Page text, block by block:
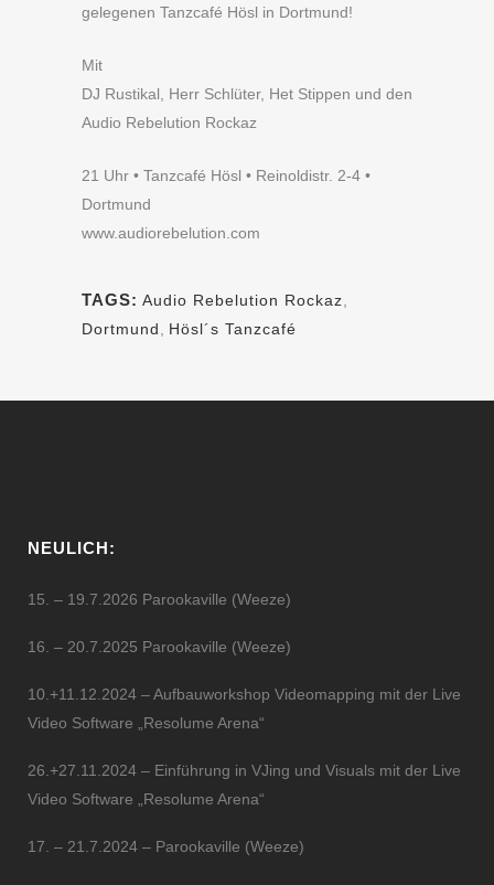
gelegenen Tanzcafé Hösl in Dortmund!
Mit
DJ Rustikal, Herr Schlüter, Het Stippen und den
Audio Rebelution Rockaz
21 Uhr • Tanzcafé Hösl • Reinoldistr. 2-4 •
Dortmund
www.audiorebelution.com
TAGS: Audio Rebelution Rockaz
Dortmund
Hösl´s Tanzcafé
NEULICH:
15. – 19.7.2026 Parookaville (Weeze)
16. – 20.7.2025 Parookaville (Weeze)
10.+11.12.2024 – Aufbauworkshop Videomapping mit der Live
Video Software „Resolume Arena“
26.+27.11.2024 – Einführung in VJing und Visuals mit der Live
Video Software „Resolume Arena“
17. – 21.7.2024 – Parookaville (Weeze)